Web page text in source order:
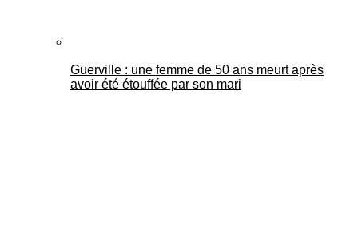
Guerville : une femme de 50 ans meurt après
avoir été étouffée par son mari